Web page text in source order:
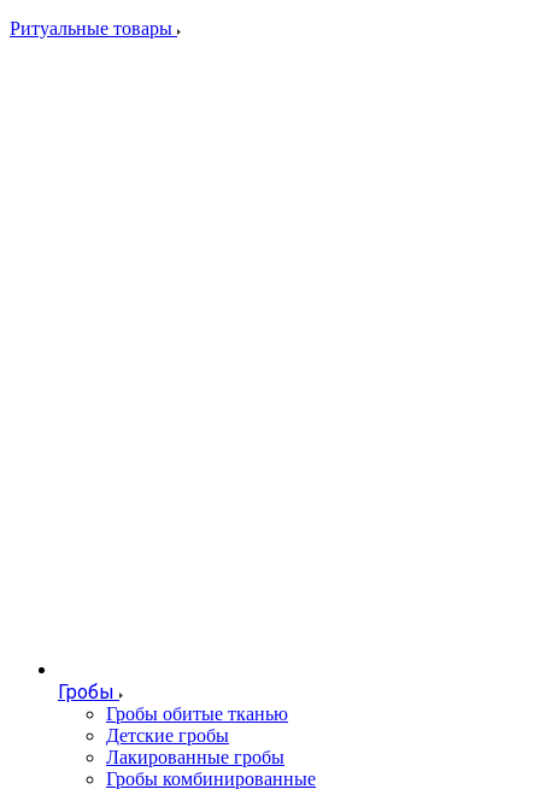
Ритуальные товары
Гробы
Гробы обитые тканью
Детские гробы
Лакированные гробы
Гробы комбинированные